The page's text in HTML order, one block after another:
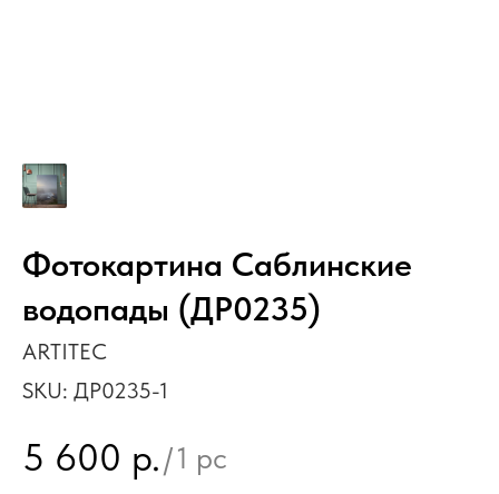
Фотокартина Саблинские
водопады (ДР0235)
ARTITEC
SKU: ДР0235-1
5 600 р./1 pc